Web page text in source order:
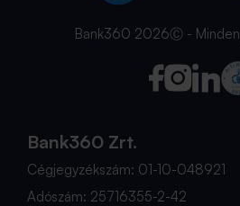
Bank360 2026Ⓒ - Minden
Bank360 Zrt.
Cégjegyzékszám: 01-10-048921
Adószám: 25716355-2-42